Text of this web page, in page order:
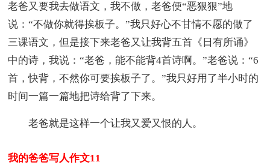
老爸又要我去做语文，我不做，老爸便“恶狠狠”地
说：“不做你就得挨板子。”我只好心不甘情不愿的做了
三课语文，但是接下来老爸又让我背五首《日有所诵》
中的诗，我说：“老爸，能不能背4首诗啊。”老爸说：“6
首，快背，不然你可要挨板子了。”我只好用了半小时的
时间一篇一篇地把诗给背了下来。
老爸就是这样一个让我又爱又恨的人。
我的爸爸写人作文11